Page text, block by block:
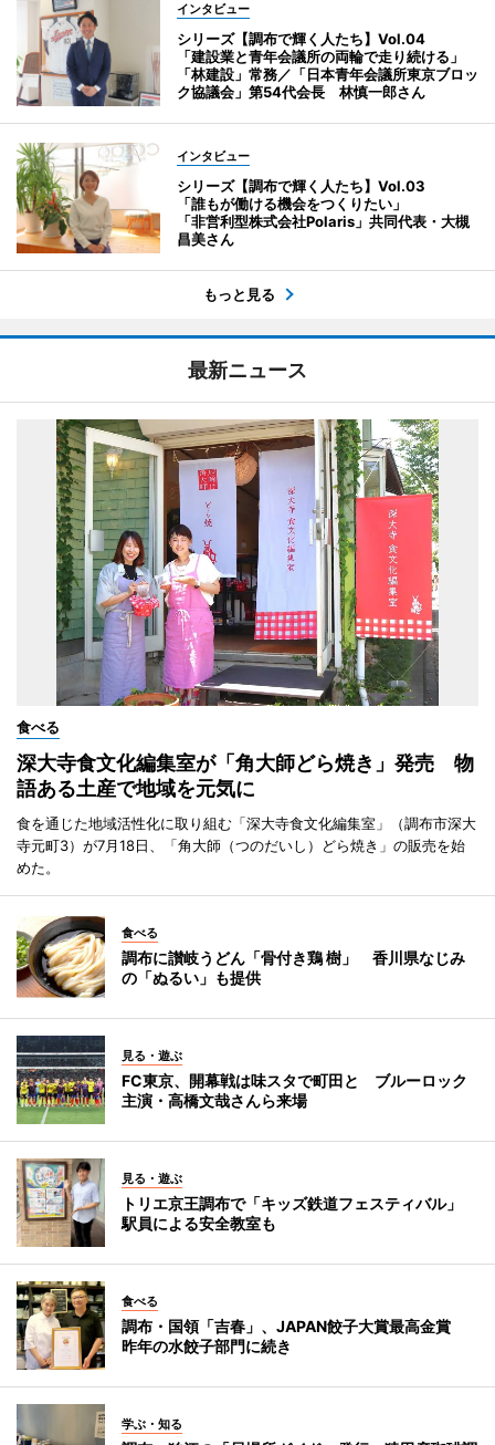
インタビュー
シリーズ【調布で輝く人たち】Vol.04
「建設業と青年会議所の両輪で走り続ける」
「林建設」常務／「日本青年会議所東京ブロッ
ク協議会」第54代会長 林慎一郎さん
インタビュー
シリーズ【調布で輝く人たち】Vol.03
「誰もが働ける機会をつくりたい」
「非営利型株式会社Polaris」共同代表・大槻
昌美さん
もっと見る
最新ニュース
食べる
深大寺食文化編集室が「角大師どら焼き」発売 物
語ある土産で地域を元気に
食を通じた地域活性化に取り組む「深大寺食文化編集室」（調布市深大
寺元町3）が7月18日、「角大師（つのだいし）どら焼き」の販売を始
めた。
食べる
調布に讃岐うどん「骨付き鶏 樹」 香川県なじみ
の「ぬるい」も提供
見る・遊ぶ
FC東京、開幕戦は味スタで町田と ブルーロック
主演・高橋文哉さんら来場
見る・遊ぶ
トリエ京王調布で「キッズ鉄道フェスティバル」
駅員による安全教室も
食べる
調布・国領「吉春」、JAPAN餃子大賞最高金賞
昨年の水餃子部門に続き
学ぶ・知る